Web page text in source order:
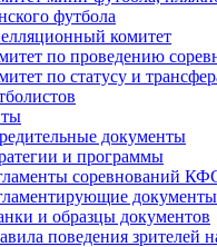
футбола
комитет
по проведению
по статусу и
документы
и программы
соревнований
документы
и образцы документов
поведения зрителей